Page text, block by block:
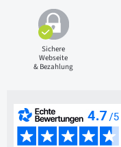
Sichere
Webseite
& Bezahlung